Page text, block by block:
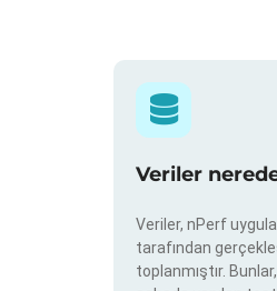
Veriler
Veriler, nPerf
tarafından
toplanmıştır.